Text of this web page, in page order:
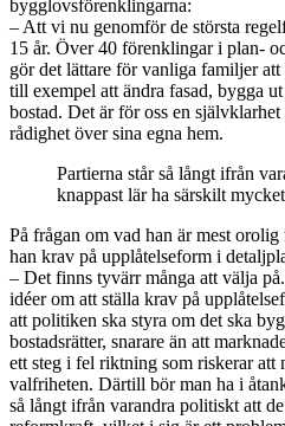
bygglovsförenklingarna:
– Att vi nu genomför de största
15 år. Över 40 förenklingar i plan-
gör det lättare för vanliga familjer
till exempel att ändra fasad, bygga
bostad. Det är för oss en självklarhet
rådighet över sina egna hem.
Partierna står så långt ifrån
knappast lär ha särskilt
På frågan om vad han är mest
han krav på upplåtelseform i
– Det finns tyvärr många att välja
idéer om att ställa krav på
att politiken ska styra om det ska
bostadsrätter, snarare än att
ett steg i fel riktning som riskerar att
valfriheten. Därtill bör man ha i
så långt ifrån varandra politiskt att